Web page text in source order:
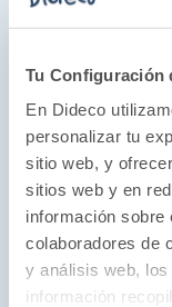
Tu Configuración
En Dideco
personalizar tu
sitio web, y
sitios web y en
información sobre
colaboradores de
y análisis web,
información
La
Janod fue
acompañar a
desarrollo sin
Apuestan por
modelo
y, como